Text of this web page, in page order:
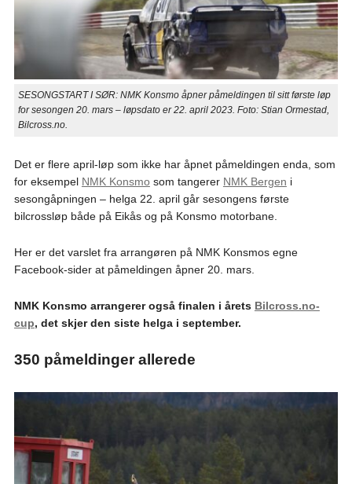
SESONGSTART I SØR: NMK Konsmo åpner påmeldingen til sitt første løp
for sesongen 20. mars – løpsdato er 22. april 2023. Foto: Stian Ormestad,
Bilcross.no.
Det er flere april-løp som ikke har åpnet påmeldingen enda, som
for eksempel NMK Konsmosom tangerer NMK Bergen i
sesongåpningen – helga 22. april går sesongens første
bilcrossløp både på Eikås og på Konsmo motorbane.
Her er det varslet fra arrangøren på NMK Konsmos egne
Facebook-sider at påmeldingen åpner 20. mars.
NMK Konsmo arrangerer også finalen i årets Bilcross.no-
cup, det skjer den siste helga i september.
350 påmeldinger allerede